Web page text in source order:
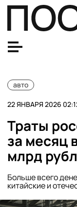
авто
22 ЯНВАРЯ 2026
Траты
за месяц
млрд
Больше всего
китайские и
Mash: владельцы